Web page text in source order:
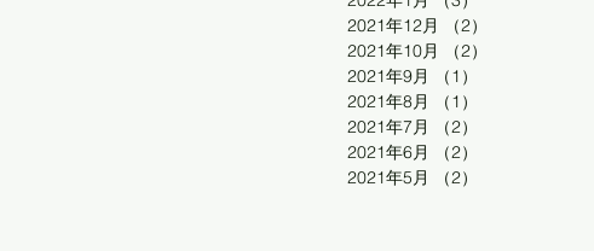
2021年12月
（2）
2021年10月
（2）
2021年9月
（1）
2021年8月
（1）
2021年7月
（2）
2021年6月
（2）
2021年5月
（2）